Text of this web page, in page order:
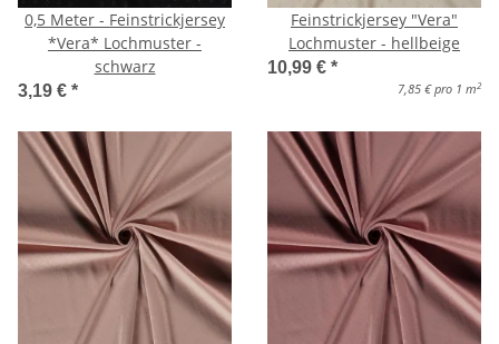
0,5 Meter - Feinstrickjersey
*Vera* Lochmuster -
schwarz
3,19 € *
Feinstrickjersey "Vera"
Lochmuster - hellbeige
10,99 € *
7,85 € pro 1 m 2